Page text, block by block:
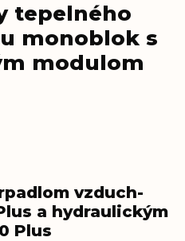
tepelného
monoblok s
modulom
vzduch-
a hydraulickým
Plus